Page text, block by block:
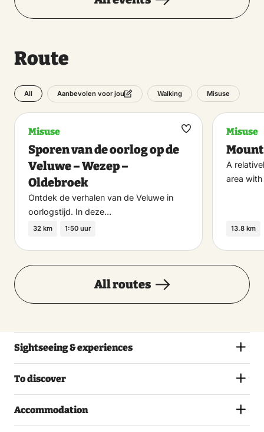
Route
All Aanbevolen voor jou Walking Misuse
Misuse
Sporen van de oorlog op de
Veluwe – Wezep –
Oldebroek
Ontdek de verhalen van de Veluwe in
oorlogstijd. In deze…
32 km 1:50 uur
Maak
Misuse
A
area
13.8 km
All routes
Sightseeing & experiences
To discover
Accommodation